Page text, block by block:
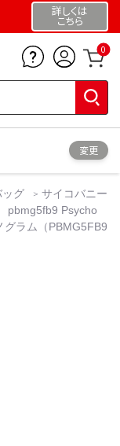
詳しくは
こちら
0
変更
ッグ
サイコバニー
pbmg5fb9 Psycho
グラム（PBMG5FB9